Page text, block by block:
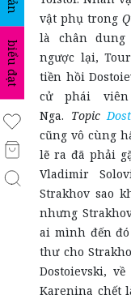
biểu đạt
vật phụ trong
là chân dung
ngược lại,
tiền hồi
cử phái
Nga. Topic
cũng vô cùng
lẽ ra đã phải
Vladimir
Strakhov sao
nhưng
ai mình đến
thư cho
Dostoievski,
Karenina chết